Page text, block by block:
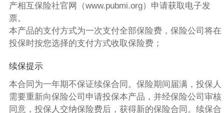
产相互保险社官网（www.pubmi.org）申请获取电子发
票。
本产品的支付方式为一次支付全部保险费，保险公司将在
投保时按您选择的支付方式收取保险费；
续保提示
本合同为一年期不保证续保合同。保险期间届满，投保人
需要重新向保险公司申请投保本产品，并经保险公司审核
同意，投保人交纳保险费后，获得新的保险合同。续保合